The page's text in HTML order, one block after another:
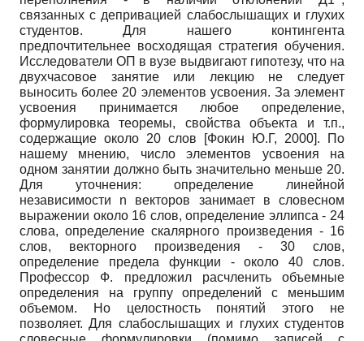
связанных с депривацией слабослышащих и глухих
студентов. Для нашего контингента
предпочтительнее восходящая стратегия обучения.
Исследователи ОП в вузе выдвигают гипотезу, что на
двухчасовое занятие или лекцию не следует
выносить более 20 элементов усвоения. За элемент
усвоения принимается любое определение,
формулировка теоремы, свойства объекта и т.п.,
содержащие около 20 слов
[Фокин Ю.Г, 2000]. По
нашему мнению, число элементов усвоения на
одном занятии должно быть значительно меньше 20.
Для уточнения: определение линейной
независимости n векторов занимает в словесном
выражении около 16 слов, определение эллипса - 24
слова, определение скалярного произведения - 16
слов, векторного произведения - 30 слов,
определение предела функции - около 40 слов.
Профессор Ф. предложил расчленить объемные
определения на группу определений с меньшим
объемом. Но целостность понятий этого не
позволяет. Для слабослышащих и глухих студентов